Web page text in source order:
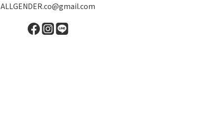
ALLGENDER.co@gmail.com